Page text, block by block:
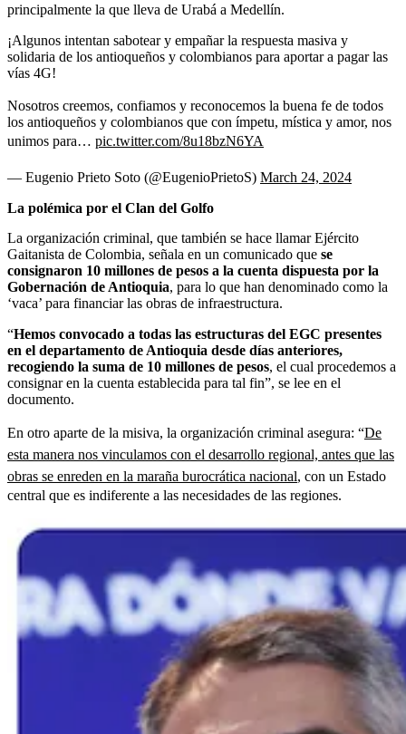
principalmente la que lleva de Urabá a Medellín.
¡Algunos intentan sabotear y empañar la respuesta masiva y
solidaria de los antioqueños y colombianos para aportar a pagar las
vías 4G!
Nosotros creemos, confiamos y reconocemos la buena fe de todos
los antioqueños y colombianos que con ímpetu, mística y amor, nos
unimos para… pic.twitter.com/8u18bzN6YA
— Eugenio Prieto Soto (@EugenioPrietoS) March 24, 2024
La polémica por el Clan del Golfo
La organización criminal, que también se hace llamar Ejército
Gaitanista de Colombia, señala en un comunicado que se
consignaron 10 millones de pesos a la cuenta dispuesta por la
Gobernación de Antioquia, para lo que han denominado como la
‘vaca’ para financiar las obras de infraestructura.
“Hemos convocado a todas las estructuras del EGC presentes
en el departamento de Antioquia desde días anteriores,
recogiendo la suma de 10 millones de pesos, el cual procedemos a
consignar en la cuenta establecida para tal fin”, se lee en el
documento.
En otro aparte de la misiva, la organización criminal asegura: “De
esta manera nos vinculamos con el desarrollo regional, antes que las
obras se enreden en la maraña burocrática nacional, con un Estado
central que es indiferente a las necesidades de las regiones.